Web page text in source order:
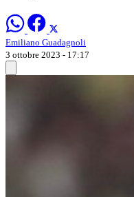
Emiliano Guadagnoli
3 ottobre 2023 - 17:17